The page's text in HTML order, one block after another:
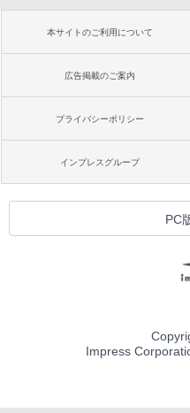
本サイトのご利用について
広告掲載のご案内
プライバシーポリシー
インプレスグループ
PC
Impress